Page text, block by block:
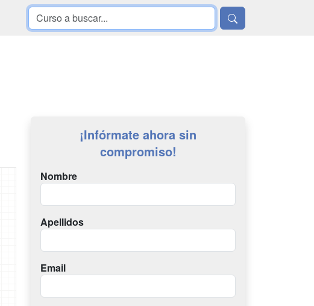
¡Infórmate ahora sin
compromiso!
Nombre
Apellidos
Email